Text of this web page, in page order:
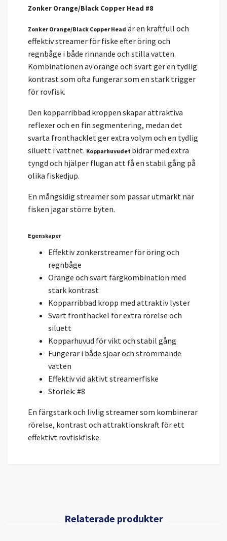
Zonker Orange/Black Copper Head #8
Zonker Orange/Black Copper Head är en kraftfull och
effektiv streamer för fiske efter öring och
regnbåge i både rinnande och stilla vatten.
Kombinationen av orange och svart ger en tydlig
kontrast som ofta fungerar som en stark trigger
för rovfisk.
Den kopparribbad kroppen skapar attraktiva
reflexer och en fin segmentering, medan det
svarta fronthacklet ger extra volym och en tydlig
siluett i vattnet. Kopparhuvudet bidrar med extra
tyngd och hjälper flugan att få en stabil gång på
olika fiskedjup.
En mångsidig streamer som passar utmärkt när
fisken jagar större byten.
Egenskaper
Effektiv zonkerstreamer för öring och
regnbåge
Orange och svart färgkombination med
stark kontrast
Kopparribbad kropp med attraktiv lyster
Svart fronthackel för extra rörelse och
siluett
Kopparhuvud för vikt och stabil gång
Fungerar i både sjöar och strömmande
vatten
Effektiv vid aktivt streamerfiske
Storlek: #8
En färgstark och livlig streamer som kombinerar
rörelse, kontrast och attraktionskraft för ett
effektivt rovfiskfiske.